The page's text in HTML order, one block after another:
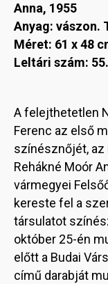
Anna, 1955
Anyag: vászon.
Méret: 61 x 48
Leltári szám:
A felejthetetlen
Ferenc az első
színésznőjét,
Rehákné Moór
vármegyei
kereste fel a
társulatot
október 25-én
előtt a Budai
című darabját